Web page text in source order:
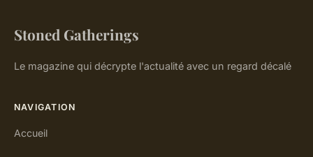
Stoned Gatherings
Le magazine qui décrypte l'actualité avec un regard décalé
NAVIGATION
Accueil